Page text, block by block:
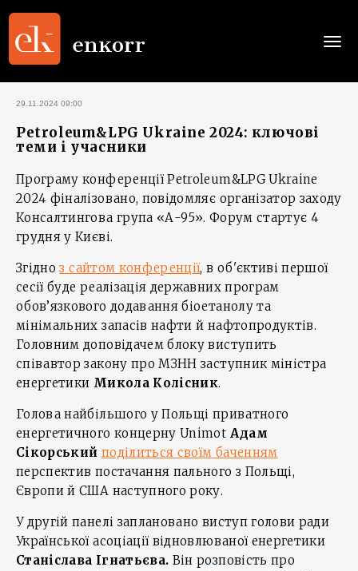
29.11.2024 09:00
Petroleum&LPG Ukraine 2024: ключові
теми і учасники
Програму конференції Petroleum&LPG Ukraine
2024 фіналізовано, повідомляє організатор заходу
Консалтингова група «А-95». Форум стартує 4
грудня у Києві.
Згідноз сайтом конференції, в об'єктиві першої
сесії буде реалізація державних програм
обов’язкового додавання біоетанолу та
мінімальних запасів нафти й нафтопродуктів.
Головним доповідачем блоку виступить
співавтор закону про МЗНН заступник міністра
енергетики Микола Колісник.
Голова найбільшого у Польщі приватного
енергетичного концерну Unimot Адам
Сікорський поділиться своїм баченням
перспектив постачання пального з Польщі,
Європи й США наступного року.
У другій панелі заплановано виступ голови ради
Української асоціації відновлюваної енергетики
Станіслава Ігнатьєва. Він розповість про